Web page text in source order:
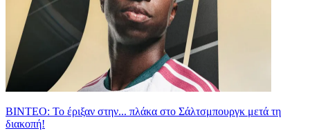
ΒΙΝΤΕΟ: Το έριξαν στην... πλάκα στο Σάλτσμπουργκ μετά τη
διακοπή!